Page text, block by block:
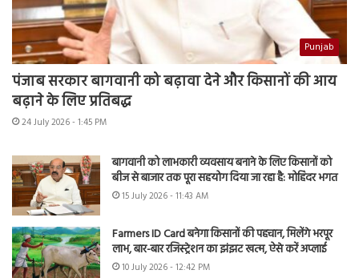
Punjab
पंजाब सरकार बागवानी को बढ़ावा देने और किसानों की आय
बढ़ाने के लिए प्रतिबद्ध
24 July 2026 - 1:45 PM
बागवानी को लाभकारी व्यवसाय बनाने के लिए किसानों को
बीज से बाजार तक पूरा सहयोग दिया जा रहा है: मोहिंदर भगत
15 July 2026 - 11:43 AM
Farmers ID Card बनेगा किसानों की पहचान, मिलेंगे भरपूर
लाभ, बार-बार रजिस्ट्रेशन का झंझट खत्म, ऐसे करें अप्लाई
10 July 2026 - 12:42 PM